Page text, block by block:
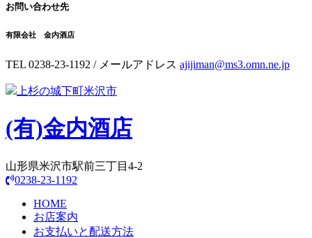
お問い合わせ先
有限会社 金内酒店
TEL 0238-23-1192 / メールアドレス ajijiman@ms3.omn.ne.jp
上杉の城下町米沢市
(有)金内酒店
山形県米沢市駅前三丁目4-2
0238-23-1192
HOME
お店案内
お支払いと配送方法